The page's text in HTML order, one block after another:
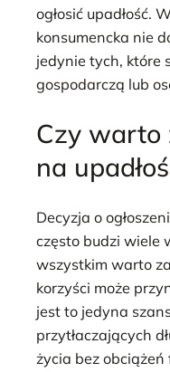
ogłosić upadłość.
konsumencka nie
jedynie tych, które
gospodarczą lub
Czy warto
na
Decyzja o
często budzi wiele
wszystkim warto
korzyści może
jest to jedyna
przytłaczających
życia bez obciążeń